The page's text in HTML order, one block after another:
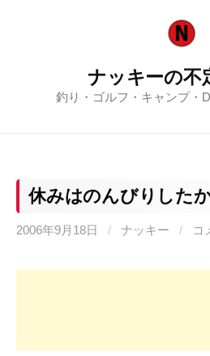
ナッキーの不
釣り・ゴルフ・キャンプ・
休みはのんびりした
2006年9月18日 / ナッキー / コ